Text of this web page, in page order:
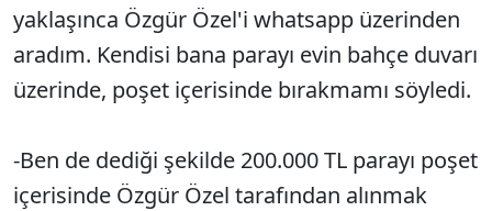
yaklaşınca Özgür Özel'i whatsapp üzerinden
aradım. Kendisi bana parayı evin bahçe duvarı
üzerinde, poşet içerisinde bırakmamı söyledi.
-Ben de dediği şekilde 200.000 TL parayı poşet
içerisinde Özgür Özel tarafından alınmak